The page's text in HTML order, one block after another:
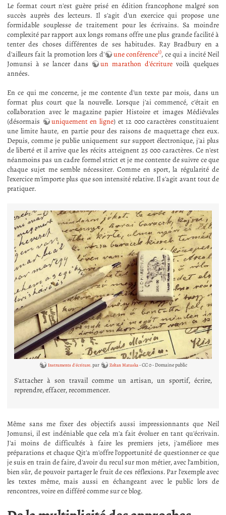
Le format court n'est guère prisé en édition francophone malgré son
succès auprès des lecteurs. Il s'agit d'un exercice qui propose une
formidable souplesse de traitement pour les écrivains. Sa moindre
complexité par rapport aux longs romans offre une plus grande facilité à
tenter des choses différentes de ses habitudes. Ray Bradbury en a
d'ailleurs fait la promotion lors d'
une conférence1), ce qui a incité Neil
Jomunsi à se lancer dans
un marathon d'écriture voilà quelques
années.
En ce qui me concerne, je me contente d'un texte par mois, dans un
format plus court que la nouvelle. Lorsque j'ai commencé, c'était en
collaboration avec le magazine papier Histoire et images Médiévales
(désormais
uniquement en ligne) et 12 000 caractères constituaient
une limite haute, en partie pour des raisons de maquettage chez eux.
Depuis, comme je publie uniquement sur support électronique, j'ai plus
de liberté et il arrive que les récits atteignent 25 000 caractères. Ce n'est
néanmoins pas un cadre formel strict et je me contente de suivre ce que
chaque sujet me semble nécessiter. Comme en sport, la régularité de
l'exercice m'importe plus que son intensité relative. Il s'agit avant tout de
pratiquer.
Instruments d'écriture.par Zoltan Matuska- CC 0 - Domaine public
S'attacher à son travail comme un artisan, un sportif, écrire,
reprendre, effacer, recommencer.
Même sans me fixer des objectifs aussi impressionnants que Neil
Jomunsi, il est indéniable que cela m'a fait évoluer en tant qu'écrivain.
J'ai moins de difficultés à faire les premiers jets, j'améliore mes
préparations et chaque Qit'a m'offre l'opportunité de questionner ce que
je suis en train de faire, d'avoir du recul sur mon métier, avec l'ambition,
bien sûr, de pouvoir partager le fruit de ces réflexions. Par l'exemple avec
les textes même, mais aussi en échangeant avec le public lors de
rencontres, voire en différé comme sur ce blog.